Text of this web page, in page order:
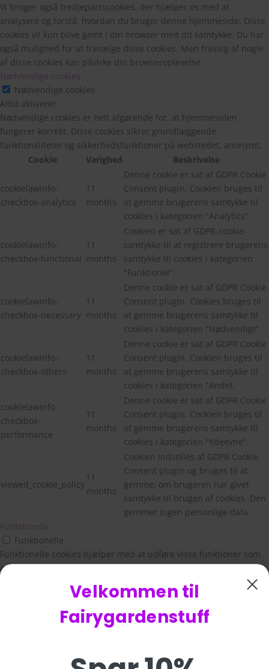
Vi bruger også tredjepartscookies, der hjælper os med at
analysere og forstå, hvordan du bruger denne hjemmeside. Disse
cookies vil kun blive gemt i din browser med dit samtykke. Du har
også mulighed for at fravælge disse cookies. Men fravalg af nogle
af disse cookies kan påvirke din browseroplevelse.
Nødvendige cookies
Nødvendige cookies
Altid aktiveret
Nødvendige cookies er helt afgørende for, at hjemmesiden
fungerer korrekt. Disse cookies sikrer grundlæggende
funktionaliteter og sikkerhedsfunktioner på webstedet, anonymt.
Cookie
Varighed Beskrivelse
cookielawinfo-
checkbox-analytics
11
months
Denne cookie er sat af GDPR Cookie
Consent plugin. Cookien bruges til
at gemme brugerens samtykke til
cookies i kategorien "Analytics".
cookielawinfo-
checkbox-functional
11
months
Cookien er sat af GDPR-cookie-
samtykke til at registrere brugerens
samtykke til cookies i kategorien
"Funktionel".
cookielawinfo-
checkbox-necessary
11
months
Denne cookie er sat af GDPR Cookie
Consent plugin. Cookies bruges til
at gemme brugerens samtykke til
cookies i kategorien "Nødvendigt".
cookielawinfo-
checkbox-others
11
months
Denne cookie er sat af GDPR Cookie
Consent plugin. Cookien bruges til
at gemme brugerens samtykke til
cookies i kategorien "Andet.
cookielawinfo-
checkbox-
performance
11
months
Denne cookie er sat af GDPR Cookie
Consent plugin. Cookien bruges til
at gemme brugerens samtykke til
cookies i kategorien "Ydeevne".
viewed_cookie_policy
11
months
Cookien indstilles af GDPR Cookie
Consent plugin og bruges til at
gemme, om brugeren har givet
samtykke til brugen af cookies. Den
gemmer ingen personlige data.
Funktionelle
Funktionelle
Funktionelle cookies hjælper med at udføre visse funktioner som
at dele webstedets indhold på sociale medieplatforme, indsamle
Præstationscookies bruges til at forstå og analysere de vigtigste
Velkommen til
Fairygardenstuff